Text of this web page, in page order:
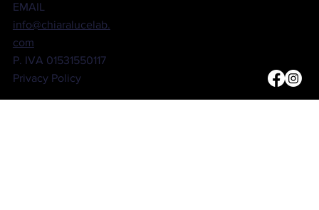
EMAIL
info@chiaralucelab.
com
P. IVA 01531550117
Privacy Policy